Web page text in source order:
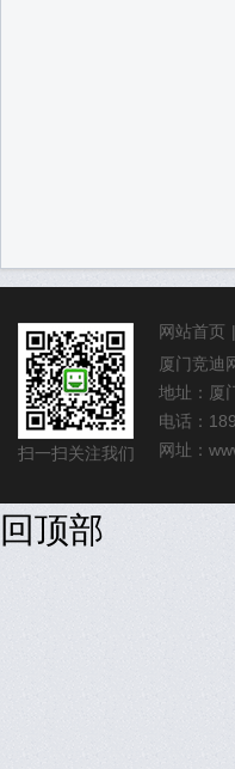
扫一扫关注我们
网站首页 |
厦门竞迪
地址：厦
电话：
网址：
回顶部